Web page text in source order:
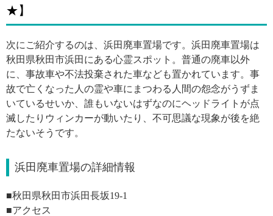
★】
次にご紹介するのは、浜田廃車置場です。浜田廃車置場は
秋田県秋田市浜田にある心霊スポット。普通の廃車以外
に、事故車や不法投棄された車なども置かれています。事
故で亡くなった人の霊や車にまつわる人間の怨念がうずま
いているせいか、誰もいないはずなのにヘッドライトが点
滅したりウィンカーが動いたり、不可思議な現象が後を絶
たないそうです。
浜田廃車置場の詳細情報
■秋田県秋田市浜田長坂19-1
■アクセス